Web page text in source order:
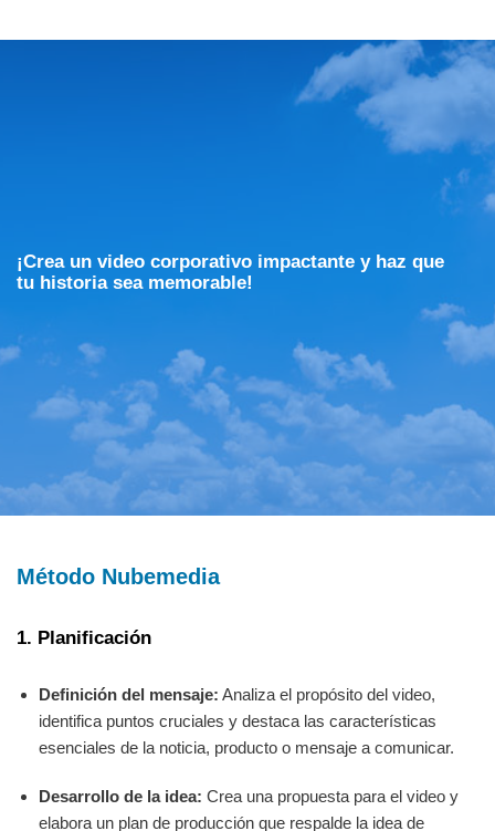
¡Crea un video corporativo impactante y haz que
tu historia sea memorable!
Método Nubemedia
1. Planificación
Definición del mensaje: Analiza el propósito del video,
identifica puntos cruciales y destaca las características
esenciales de la noticia, producto o mensaje a comunicar.
Desarrollo de la idea: Crea una propuesta para el video y
elabora un plan de producción que respalde la idea de